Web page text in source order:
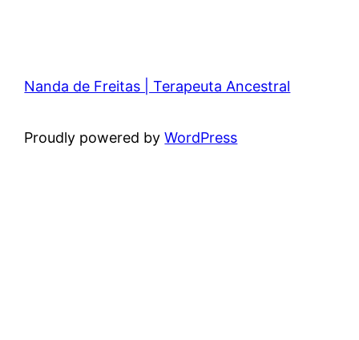
Nanda de Freitas | Terapeuta Ancestral
Proudly powered byWordPress